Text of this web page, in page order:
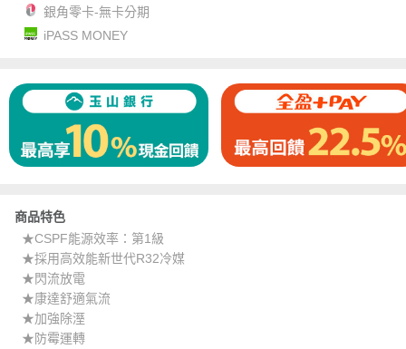
銀角零卡-無卡分期
iPASS MONEY
商品特色
★CSPF能源效率：第1級
★採用高效能新世代R32冷媒
★閃流放電
★康達舒適氣流
★加強除溼
★防霉運轉